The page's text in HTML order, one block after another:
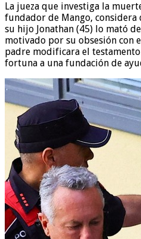
La jueza que investiga la
fundador de Mango,
su hijo Jonathan (45) lo mató
motivado por su obsesión con
padre modificara el
fortuna a una fundación de